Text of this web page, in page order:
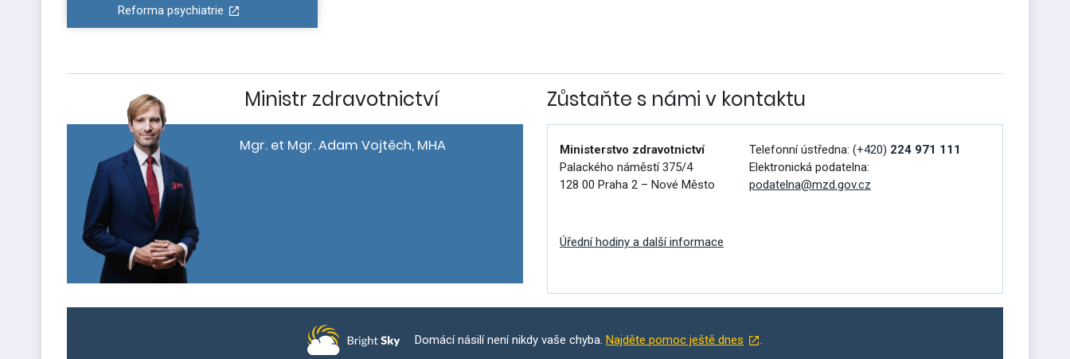
Reforma psychiatrie
Ministr zdravotnictví
Mgr. et Mgr. Adam Vojtěch, MHA
Zůstaňte s námi v kontaktu
Ministerstvo zdravotnictví
Palackého náměstí 375/4
128 00 Praha 2 – Nové Město
Telefonní ústředna: (+420) 224 971 111
Elektronická podatelna:
podatelna@mzd.gov.cz
Úřední hodiny a další informace
Domácí násilí není nikdy vaše chyba.Najděte pomoc ještě dnes .